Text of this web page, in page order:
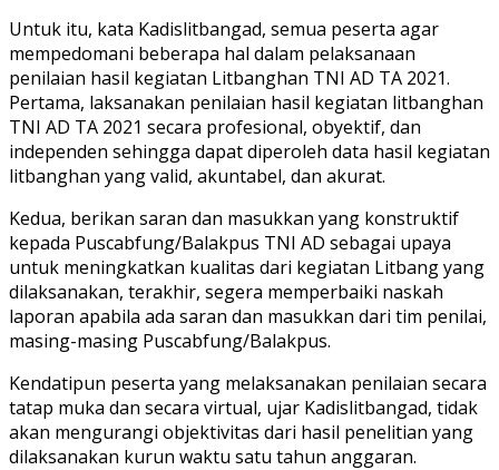
Untuk itu, kata Kadislitbangad, semua peserta agar
mempedomani beberapa hal dalam pelaksanaan
penilaian hasil kegiatan Litbanghan TNI AD TA 2021.
Pertama, laksanakan penilaian hasil kegiatan litbanghan
TNI AD TA 2021 secara profesional, obyektif, dan
independen sehingga dapat diperoleh data hasil kegiatan
litbanghan yang valid, akuntabel, dan akurat.
Kedua, berikan saran dan masukkan yang konstruktif
kepada Puscabfung/Balakpus TNI AD sebagai upaya
untuk meningkatkan kualitas dari kegiatan Litbang yang
dilaksanakan, terakhir, segera memperbaiki naskah
laporan apabila ada saran dan masukkan dari tim penilai,
masing-masing Puscabfung/Balakpus.
Kendatipun peserta yang melaksanakan penilaian secara
tatap muka dan secara virtual, ujar Kadislitbangad, tidak
akan mengurangi objektivitas dari hasil penelitian yang
dilaksanakan kurun waktu satu tahun anggaran.